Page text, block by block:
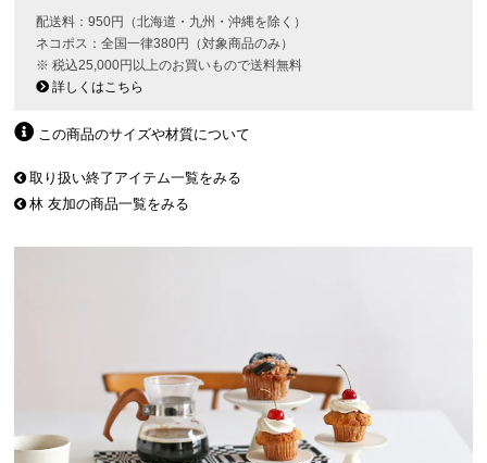
配送料：950円（北海道・九州・沖縄を除く）
ネコポス：全国一律380円（対象商品のみ）
※ 税込25,000円以上のお買いもので送料無料
詳しくはこちら
この商品のサイズや材質について
取り扱い終了アイテム一覧をみる
林 友加の商品一覧をみる